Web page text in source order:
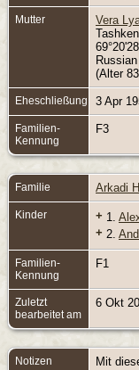
Mutter Vera
(Alter
Eheschließung 3 Apr
Familien-
Kennung
F3
Familie Arkadi
Kinder + 1.
+ 2.
Familien-
Kennung
F1
Zuletzt
bearbeitet am
6 Okt
Notizen
Mit